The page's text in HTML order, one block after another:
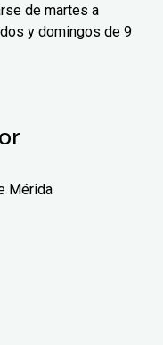
de martes a
y domingos de 9
Mérida